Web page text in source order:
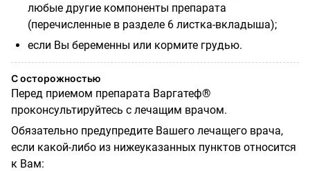
любые другие компоненты препарата
(перечисленные в разделе 6 листка-вкладыша);
если Вы беременны или кормите грудью.
С осторожностью
Перед приемом препарата Варгатеф®
проконсультируйтесь с лечащим врачом.
Обязательно предупредите Вашего лечащего врача,
если какой-либо из нижеуказанных пунктов относится
к Вам: